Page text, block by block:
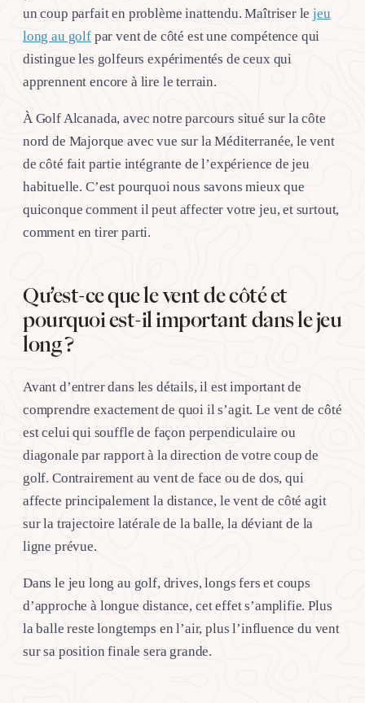
un coup parfait en problème inattendu. Maîtriser lejeu
long au golfpar vent de côté est une compétence qui
distingue les golfeurs expérimentés de ceux qui
apprennent encore à lire le terrain.
À Golf Alcanada, avec notre parcours situé sur la côte
nord de Majorque avec vue sur la Méditerranée, le vent
de côté fait partie intégrante de l’expérience de jeu
habituelle. C’est pourquoi nous savons mieux que
quiconque comment il peut affecter votre jeu, et surtout,
comment en tirer parti.
Qu’est-ce que le vent de côté et
pourquoi est-il important dans le jeu
long ?
Avant d’entrer dans les détails, il est important de
comprendre exactement de quoi il s’agit. Le vent de côté
est celui qui souffle de façon perpendiculaire ou
diagonale par rapport à la direction de votre coup de
golf. Contrairement au vent de face ou de dos, qui
affecte principalement la distance, le vent de côté agit
sur la trajectoire latérale de la balle, la déviant de la
ligne prévue.
Dans le jeu long au golf, drives, longs fers et coups
d’approche à longue distance, cet effet s’amplifie. Plus
la balle reste longtemps en l’air, plus l’influence du vent
sur sa position finale sera grande.